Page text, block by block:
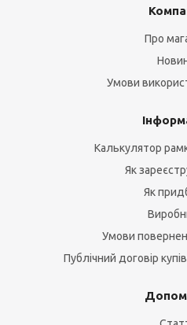
Про
Умови
Калькулятор
Як
Як
Умови
Публічний договір